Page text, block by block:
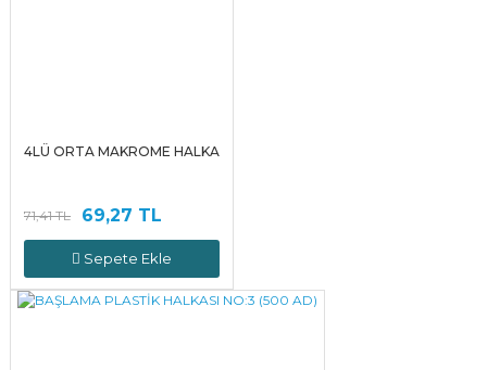
4LÜ ORTA MAKROME HALKA
71,41 TL 69,27 TL
Sepete Ekle